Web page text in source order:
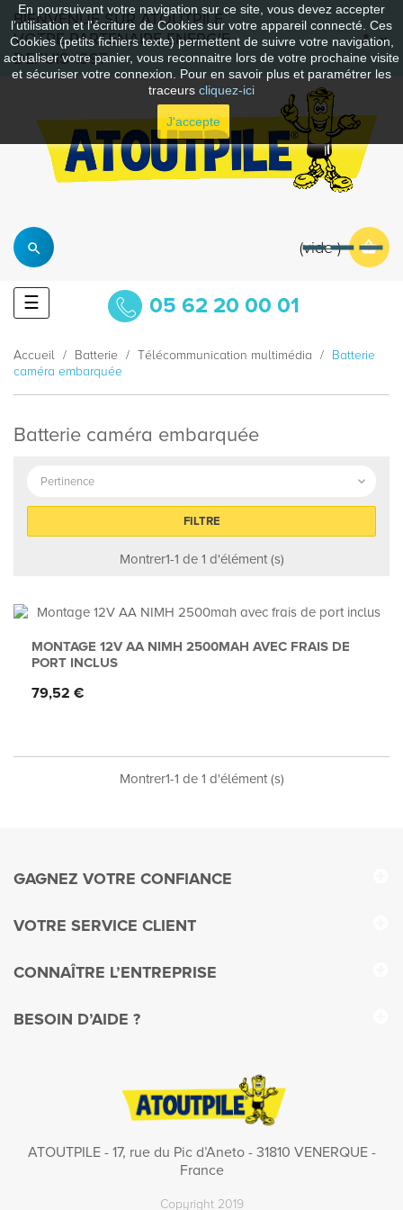
En poursuivant votre navigation sur ce site, vous devez accepter
l’utilisation et l'écriture de Cookies sur votre appareil connecté. Ces
Cookies (petits fichiers texte) permettent de suivre votre navigation,
actualiser votre panier, vous reconnaitre lors de votre prochaine visite
et sécuriser votre connexion. Pour en savoir plus et paramétrer les
traceurs cliquez-ici
J'accepte
BIENVENUE SUR ATOUTPILE
VOTRE PARTENAIRE ENERGIE
DEPUIS 1997
vide
Basculer
la
☰ 05 62 20 00 01
Accueil Batterie Télécommunication multimédia
Batterie
caméra embarquée
Batterie caméra embarquée
Pertinence 
FILTRE
Montrer1-1 de 1 d'élément (s)
MONTAGE 12V AA NIMH 2500MAH AVEC FRAIS DE
PORT INCLUS
Prix
79,52 €
Montrer1-1 de 1 d'élément (s)
GAGNEZ VOTRE CONFIANCE
VOTRE SERVICE CLIENT
CONNAÎTRE L’ENTREPRISE
BESOIN D’AIDE ?
ATOUTPILE - 17, rue du Pic d’Aneto - 31810 VENERQUE -
France
Copyright 2019